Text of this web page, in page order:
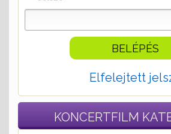
Elfelejtett
KONCERTFILM